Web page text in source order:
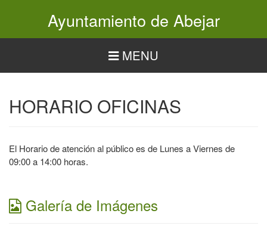
Ayuntamiento de Abejar
MENU
HORARIO OFICINAS
El Horario de atención al público es de Lunes a Viernes de
09:00 a 14:00 horas.
Galería de Imágenes